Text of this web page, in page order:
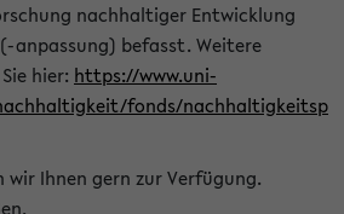
nachhaltiger Entwicklung
anpassung) befasst. Weitere
hier: https://www.uni-
fonds/nachhaltigkeitsp
wir Ihnen gern zur Verfügung.